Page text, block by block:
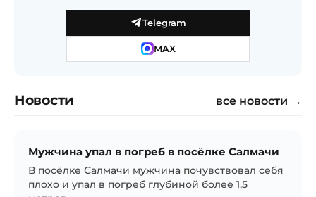
Telegram
MAX
Новости все новости →
Мужчина упал в погреб в посёлке Салмачи
В посёлке Салмачи мужчина почувствовал себя
плохо и упал в погреб глубиной более 1,5